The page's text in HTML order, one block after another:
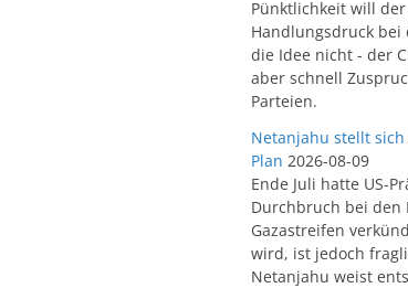
Pünktlichkeit will
Handlungsdruck bei
die Idee nicht - der
aber schnell
Parteien.
Netanjahu stellt
Plan 2026-08-09
Ende Juli hatte US-
Durchbruch bei den
Gazastreifen
wird, ist jedoch
Netanjahu weist